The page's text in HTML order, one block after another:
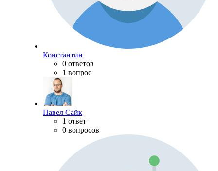
Константин
0 ответов
1 вопрос
Павел Сайк
1 ответ
0 вопросов